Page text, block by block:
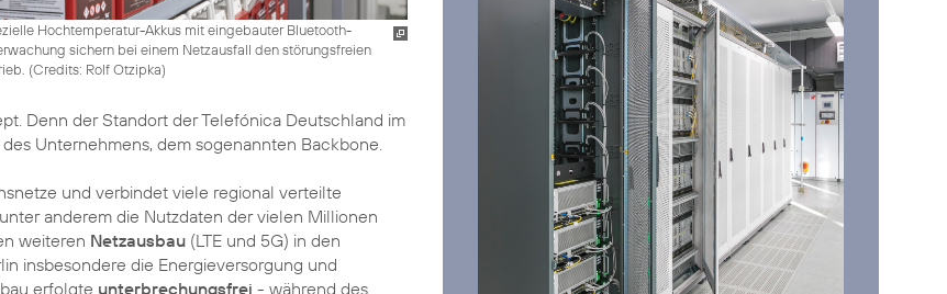
Hochtemperatur-Akkus mit eingebauter Bluetooth-
sichern bei einem Netzausfall den störungsfreien
(Credits: Rolf Otzipka)
Denn der Standort der Telefónica Deutschland im
des Unternehmens, dem sogenannten Backbone.
und verbindet viele regional verteilte
anderem die Nutzdaten der vielen Millionen
weiteren Netzausbau (LTE und 5G) in den
insbesondere die Energieversorgung und
erfolgte unterbrechungsfrei - während des